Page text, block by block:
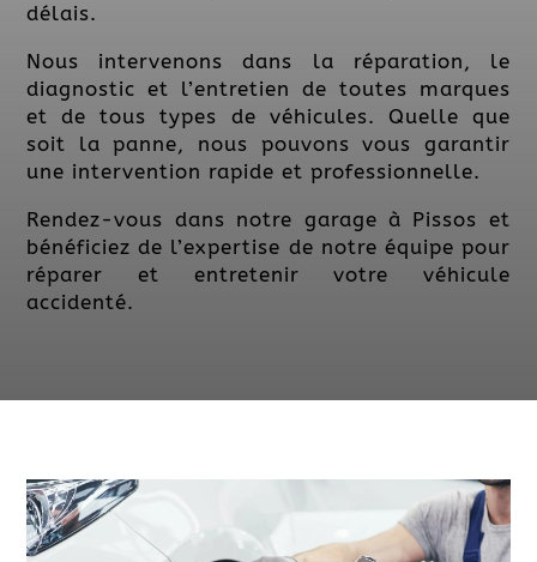
délais.
Nous intervenons dans la réparation, le
diagnostic et l’entretien de toutes marques
et de tous types de véhicules. Quelle que
soit la panne, nous pouvons vous garantir
une intervention rapide et professionnelle.
Rendez-vous dans notre garage à Pissos et
bénéficiez de l’expertise de notre équipe pour
réparer et entretenir votre véhicule
accidenté.